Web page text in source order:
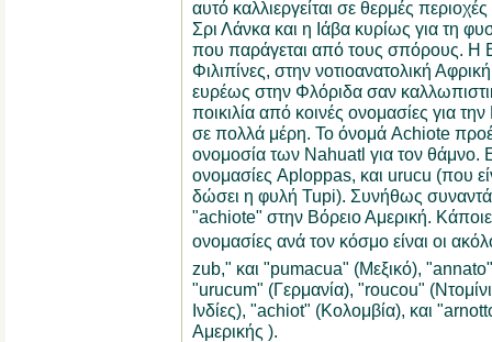
αυτό καλλιεργείται σε θερμές
Σρι Λάνκα και η Ιάβα κυρίως για τη
που παράγεται από τους σπόρους. Η
Φιλιπίνες, στην νοτιοανατολική
ευρέως στην Φλόριδα σαν
ποικιλία από κοινές ονομασίες για
σε πολλά μέρη. Το όνομά Achiote
ονομοσία των Nahuatl για τον θάμνο.
ονομασίες Aploppas, και urucu (που
δώσει η φυλή Tupi). Συνήθως
"achiote" στην Βόρειο Αμερική.
ονομασίες ανά τον κόσμο είναι οι
zub," και "pumacua" (Μεξικό),
"urucum" (Γερμανία), "roucou"
Ινδίες), "achiot" (Κολομβία), και
Αμερικής ).